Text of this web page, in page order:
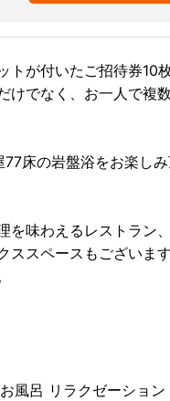
が付いたご招待券10
けでなく、お一人で複
床の岩盤浴をお楽し
を味わえるレストラン
スペースもございます
風呂 リラクゼーショ